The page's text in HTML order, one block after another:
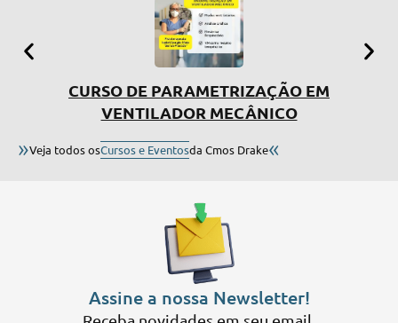
CURSO DE PARAMETRIZAÇÃO EM
VENTILADOR MECÂNICO
»Veja todos osCursos e Eventosda Cmos Drake«
Assine a nossa Newsletter!